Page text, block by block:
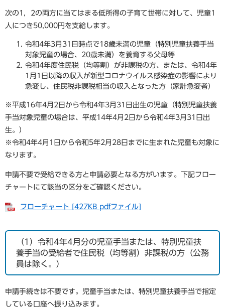
次の1，2の両方に当てはまる低所得の子育て世帯に対して、児童1
人につき50,000円を支給します。
令和4年3月31日時点で18歳未満の児童（特別児童扶養手当
対象児童の場合、20歳未満）を養育する父母等
令和4年度住民税（均等割）が非課税の方、または、令和4年
1月1日以降の収入が新型コロナウイルス感染症の影響により
急変し、住民税非課税相当の収入となった方（家計急変者）
※平成16年4月2日から令和4年3月31日出生の児童（特別児童扶養
手当対象児童の場合は、平成14年4月2日から令和4年3月31日出
生。）
※令和4年4月1日から令和5年2月28日までに生まれた児童も対象に
なります。
申請不要で受給できる方と申請必要となる方がいます。下記フロー
チャートにて該当の区分をご確認ください。
フローチャート [427KB pdfファイル]
（1）令和4年4月分の児童手当または、特別児童扶
養手当の受給者で住民税（均等割）非課税の方（公務
員は除く。）
申請手続きは不要です。児童手当または、特別児童扶養手当で指定
している口座へ振り込みます。